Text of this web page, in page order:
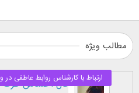
مطالب ویژه
طرز نگاه پسر